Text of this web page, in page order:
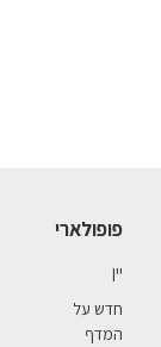
פופולארי
יין
חדש על
המדף